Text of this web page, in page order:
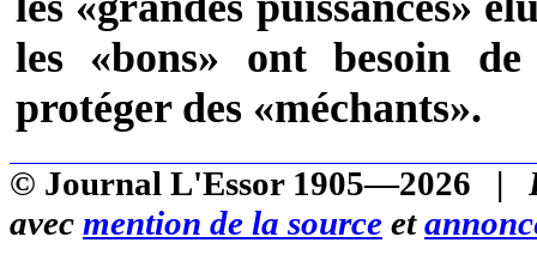
les «bons» ont besoin
protéger des «méchants».
© Journal L'Essor 1905—2026 |
avec mention de la source et